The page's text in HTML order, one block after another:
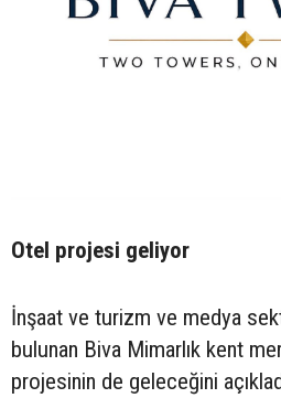
Otel projesi geliyor
İnşaat ve turizm ve medya
bulunan Biva Mimarlık kent
projesinin de geleceğini